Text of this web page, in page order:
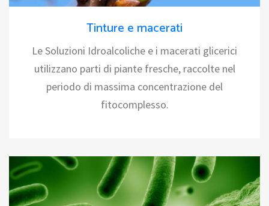
Tinture e macerati
Le Soluzioni Idroalcoliche e i macerati glicerici
utilizzano parti di piante fresche, raccolte nel
periodo di massima concentrazione del
fitocomplesso.